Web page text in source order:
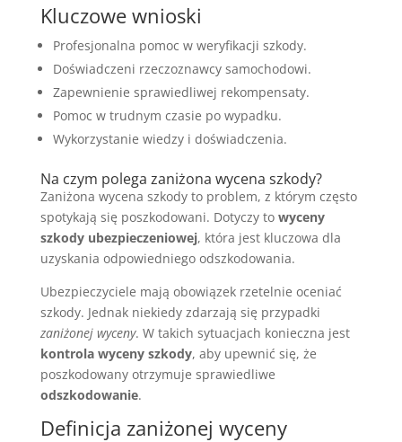
Kluczowe wnioski
Profesjonalna pomoc w weryfikacji szkody.
Doświadczeni rzeczoznawcy samochodowi.
Zapewnienie sprawiedliwej rekompensaty.
Pomoc w trudnym czasie po wypadku.
Wykorzystanie wiedzy i doświadczenia.
Na czym polega zaniżona wycena szkody?
Zaniżona wycena szkody to problem, z którym często
spotykają się poszkodowani. Dotyczy to wyceny
szkody ubezpieczeniowej, która jest kluczowa dla
uzyskania odpowiedniego odszkodowania.
Ubezpieczyciele mają obowiązek rzetelnie oceniać
szkody. Jednak niekiedy zdarzają się przypadki
zaniżonej wyceny. W takich sytuacjach konieczna jest
kontrola wyceny szkody, aby upewnić się, że
poszkodowany otrzymuje sprawiedliwe
odszkodowanie.
Definicja zaniżonej wyceny